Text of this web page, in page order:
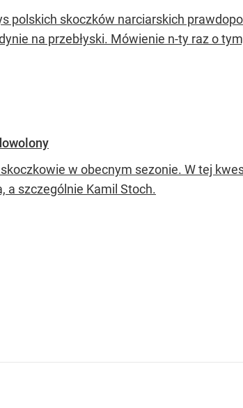
polskich skoczków narciarskich
na przebłyski. Mówienie n-ty raz o
w obecnym sezonie. W tej
a szczególnie Kamil Stoch.